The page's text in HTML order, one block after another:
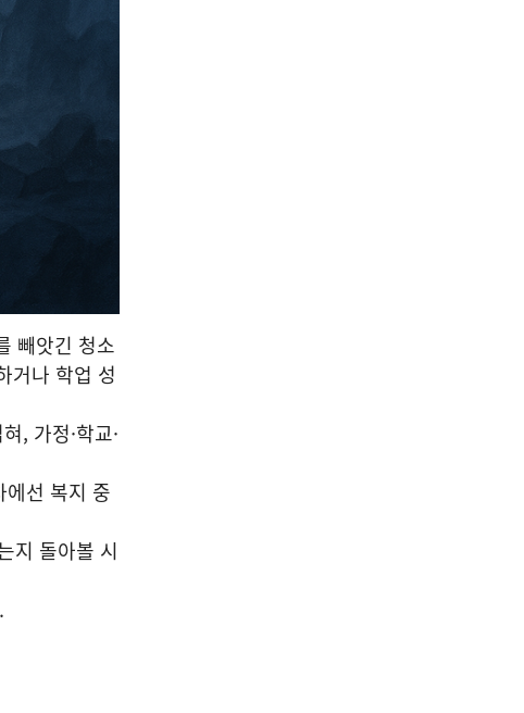
빼앗긴 청소
거나 학업 성
, 가정·학교·
에선 복지 중
지 돌아볼 시